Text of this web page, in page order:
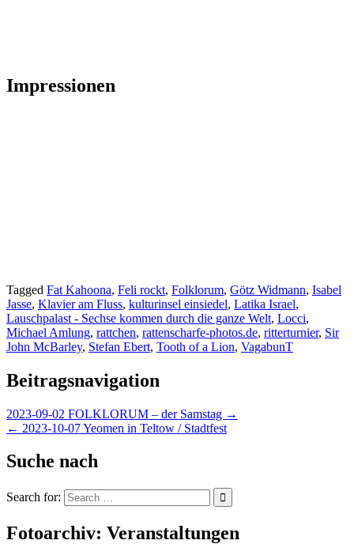
Impressionen
Tagged Fat Kahoona, Feli rockt, Folklorum, Götz Widmann, Isabel
Jasse, Klavier am Fluss, kulturinsel einsiedel, Latika Israel,
Lauschpalast - Sechse kommen durch die ganze Welt, Locci,
Michael Amlung, rattchen, rattenscharfe-photos.de, ritterturnier, Sir
John McBarley, Stefan Ebert, Tooth of a Lion, VagabunT
Beitragsnavigation
2023-09-02 FOLKLORUM – der Samstag →
← 2023-10-07 Yeomen in Teltow / Stadtfest
Suche nach
Search for:
Fotoarchiv: Veranstaltungen